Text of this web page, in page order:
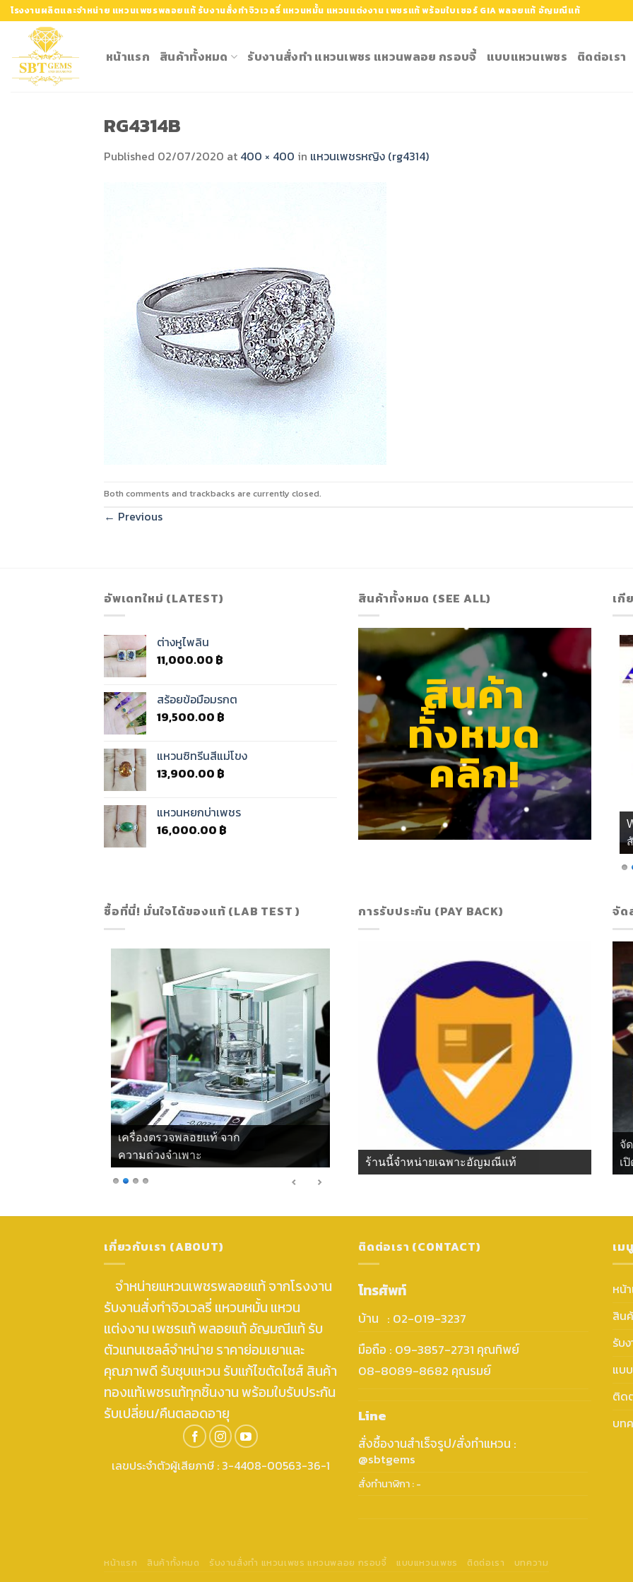
Skip
to
content
โรงงานผลิตและจำหน่าย แหวนเพชรพลอยแท้ รับงานสั่งทำจิวเวลรี่ แหวนหมั้น แหวนแต่งงาน เพชรแท้ พร้อมใบเซอร์ GIA พลอยแท้ อัญมณีแท้
หน้าแรก สินค้าทั้งหมด รับงานสั่งทำ แหวนเพชร แหวนพลอย กรอบจี้ แบบแหวนเพชร ติดต่อเรา
RG4314B
Published 02/07/2020 at 400 × 400 in แหวนเพชรหญิง (rg4314)
Both comments and trackbacks are currently closed.
← Previous
อัพเดทใหม่ (LATEST)
ต่างหูไพลิน
11,000.00 ฿
สร้อยข้อมือมรกต
19,500.00 ฿
แหวนซิทรีนสีแม่โขง
13,900.00 ฿
แหวนหยกบ่าเพชร
16,000.00 ฿
สินค้าทั้งหมด (SEE ALL)
สินค้า
ทั้งหมด
คลิก!
เกี
ซื้อที่นี่! มั่นใจได้ของแท้ (LAB TEST )
เครื่องตรวจพลอยแท้ จาก
ความถ่วงจำเพาะ
การรับประกัน (PAY BACK)
ร้านนี้จำหน่ายเฉพาะอัญมณีแท้
จัด
จั
เ
เกี่ยวกับเรา (ABOUT)
จำหน่ายแหวนเพชรพลอยแท้ จากโรงงาน
รับงานสั่งทำจิวเวลรี่ แหวนหมั้น แหวน
แต่งงาน เพชรแท้ พลอยแท้ อัญมณีแท้ รับ
ตัวแทนเซลล์จำหน่าย ราคาย่อมเยาและ
คุณภาพดี รับชุบแหวน รับแก้ไขตัดไซส์ สินค้า
ทองแท้เพชรแท้ทุกชิ้นงาน พร้อมใบรับประกัน
รับเปลี่ยน/คืนตลอดอายุ
เลขประจำตัวผู้เสียภาษี : 3-4408-00563-36-1
ติดต่อเรา (CONTACT)
โทรศัพท์
บ้าน : 02-019-3237
มือถือ : 09-3857-2731 คุณทิพย์
08-8089-8682 คุณรมย์
Line
สั่งซื้องานสำเร็จรูป/สั่งทำแหวน :
@sbtgems
สั่งทำนาฬิกา : -
เม
หน้
สิน
รับ
แบ
ติด
บท
หน้าแรก สินค้าทั้งหมด รับงานสั่งทำ แหวนเพชร แหวนพลอย กรอบจี้ แบบแหวนเพชร ติดต่อเรา บทความ